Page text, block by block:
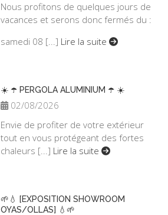
Nous profitons de quelques jours de
vacances et serons donc fermés du :
samedi 08 [...] Lire la suite
☀️ ☂️ PERGOLA ALUMINIUM ☂️ ☀️
02/08/2026
Envie de profiter de votre extérieur
tout en vous protégeant des fortes
chaleurs [...] Lire la suite
🌱💧 [EXPOSITION SHOWROOM
OYAS/OLLAS] 💧🌱